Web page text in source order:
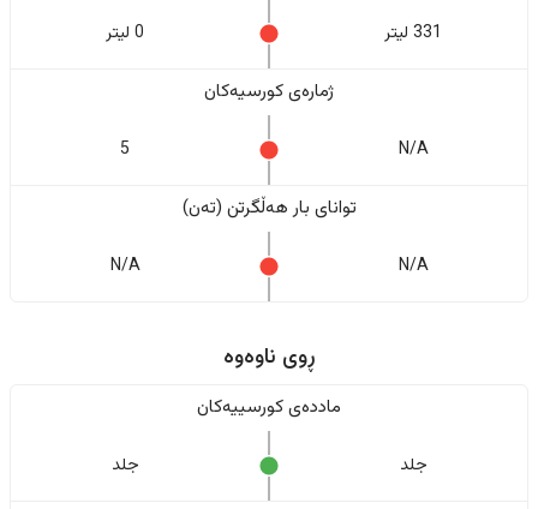
331 لیتر 0 لیتر
ژمارەی کورسیەکان
N/A
5
تواناى بار هەڵگرتن (تەن)
N/A
N/A
ڕوی ناوەوە
ماددەی کورسییەکان
جلد جلد